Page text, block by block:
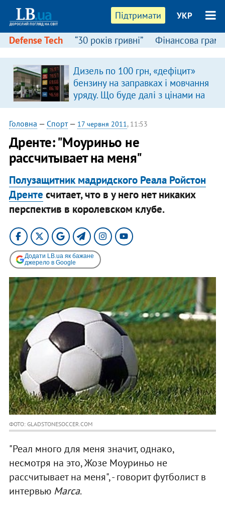
Підтримати УКР
Defense Tech “30 років гривні” Фінансова
Дизель по 100 грн, «дефіцит»
бензину на заправках і мовчання
уряду. Що буде далі з цінами на
пальне?
Головна — Спорт— 17 червня 2011, 11:53
Дренте: "Моуриньо не
рассчитывает на меня"
Полузащитник мадридского Реала Ройстон
Дренте считает, что в у него нет никаких
перспектив в королевском клубе.
Додати LB.ua як бажане
джерело в Google
ФОТО: GLADSTONESOCCER.COM
"Реал много для меня значит, однако,
несмотря на это, Жозе Моуриньо не
рассчитывает на меня", - говорит футболист в
интервью Marca.